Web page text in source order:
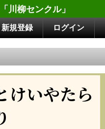
川柳センクル」
新規登録 ログイン
いやたら